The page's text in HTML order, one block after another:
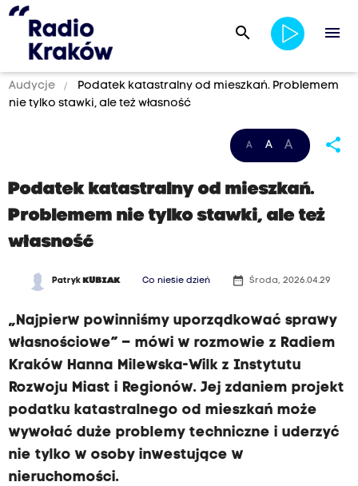
search menu
Audycje
Podatek katastralny od mieszkań. Problemem
nie tylko stawki, ale też własność
A A A share
Podatek katastralny od mieszkań.
Problemem nie tylko stawki, ale też
własność
Patryk KUBIAK Co niesie dzień date_range Środa, 2026.04.29
„Najpierw powinniśmy uporządkować sprawy
własnościowe” – mówi w rozmowie z Radiem
Kraków Hanna Milewska-Wilk z Instytutu
Rozwoju Miast i Regionów. Jej zdaniem projekt
podatku katastralnego od mieszkań może
wywołać duże problemy techniczne i uderzyć
nie tylko w osoby inwestujące w
nieruchomości.